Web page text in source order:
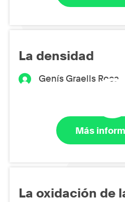
La densidad
Genís Graells Roca
Más
La oxidación de